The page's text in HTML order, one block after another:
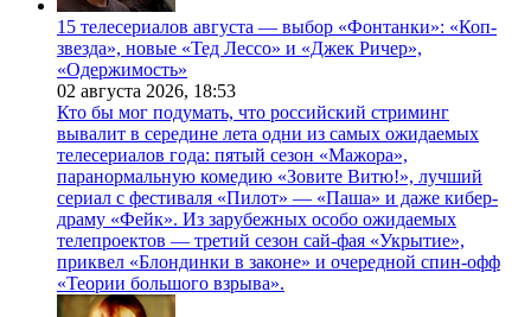
15 телесериалов августа — выбор «Фонтанки»: «Коп-
звезда», новые «Тед Лессо» и «Джек Ричер»,
«Одержимость»
02 августа 2026, 18:53
Кто бы мог подумать, что российский стриминг
вывалит в середине лета одни из самых ожидаемых
телесериалов года: пятый сезон «Мажора»,
паранормальную комедию «Зовите Витю!», лучший
сериал с фестиваля «Пилот» — «Паша» и даже кибер-
драму «Фейк». Из зарубежных особо ожидаемых
телепроектов — третий сезон сай-фая «Укрытие»,
приквел «Блондинки в законе» и очередной спин-офф
«Теории большого взрыва».